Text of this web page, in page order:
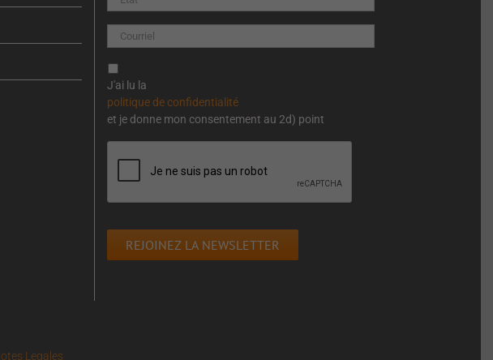
J'ai lu la
politique de confidentialité
et je donne mon consentement au 2d) point
Legales